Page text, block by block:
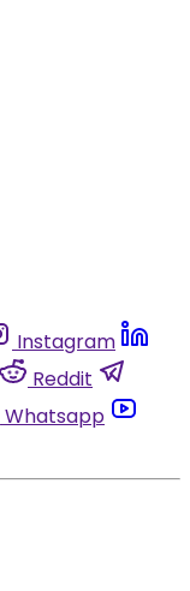
Instagram
Reddit
Whatsapp